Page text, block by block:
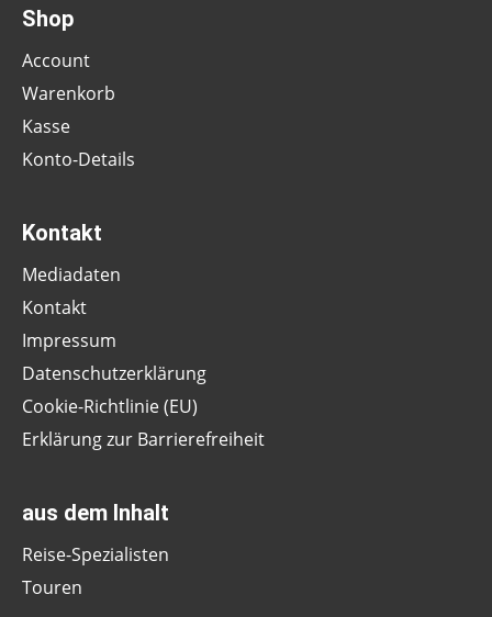
Shop
Account
Warenkorb
Kasse
Konto-Details
Kontakt
Mediadaten
Kontakt
Impressum
Datenschutzerklärung
Cookie-Richtlinie (EU)
Erklärung zur Barrierefreiheit
aus dem Inhalt
Reise-Spezialisten
Touren